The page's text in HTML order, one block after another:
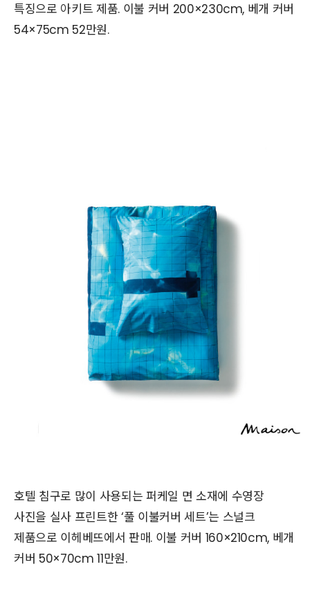
특징으로 아키트 제품. 이불 커버 200×230cm, 베개 커버
54×75cm 52만원.
호텔 침구로 많이 사용되는 퍼케일 면 소재에 수영장
사진을 실사 프린트한 ‘풀 이불커버 세트’는 스널크
제품으로 이헤베뜨에서 판매. 이불 커버 160×210cm, 베개
커버 50×70cm 11만원.